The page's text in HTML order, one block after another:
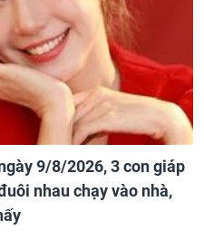
9/8/2026, 3 con giáp
nhau chạy vào nhà,